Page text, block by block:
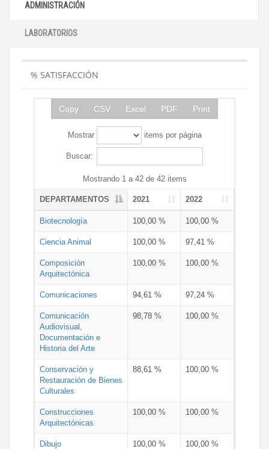
ADMINISTRACIÓN
LABORATORIOS
% SATISFACCIÓN
Copy CSV Excel PDF Print
Mostrar items por página
Buscar:
Mostrando 1 a 42 de 42 items
DEPARTAMENTOS 2021 2022
Biotecnología 100,00 % 100,00 %
Ciencia Animal 100,00 % 97,41 %
Composición
Arquitectónica
100,00 % 100,00 %
Comunicaciones 94,61 % 97,24 %
Comunicación
Audiovisual,
Documentación e
Historia del Arte
98,78 % 100,00 %
Conservación y
Restauración de Bienes
Culturales
88,61 % 100,00 %
Construcciones
Arquitectónicas
100,00 % 100,00 %
Dibujo 100,00 % 100,00 %